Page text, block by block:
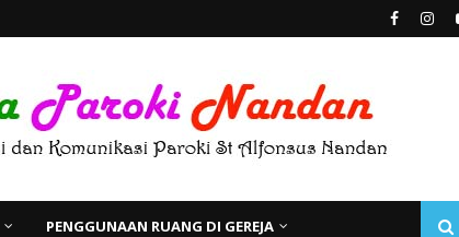
PENGGUNAAN RUANG DI GEREJA